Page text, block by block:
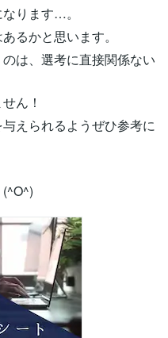
ります…。
るかと思います。
は、選考に直接関係ない
ん！
えられるようぜひ参考に